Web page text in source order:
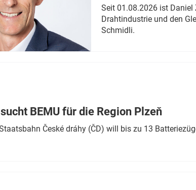
Seit 01.08.2026 ist Daniel
Drahtindustrie und den
Schmidli.
BEMU für die Region Plzeň
České dráhy (ČD) will bis zu 13